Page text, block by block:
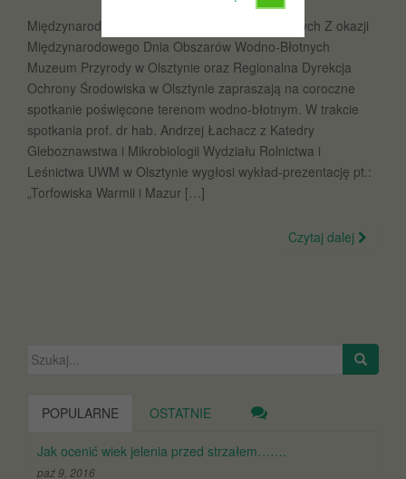
Międzynarodowy Dzień Obszarów Wodno-Błotnych Z okazji
Międzynarodowego Dnia Obszarów Wodno-Błotnych
Muzeum Przyrody w Olsztynie oraz Regionalna Dyrekcja
Ochrony Środowiska w Olsztynie zapraszają na coroczne
spotkanie poświęcone terenom wodno-błotnym. W trakcie
spotkania prof. dr hab. Andrzej Łachacz z Katedry
Gleboznawstwa i Mikrobiologii Wydziału Rolnictwa i
Leśnictwa UWM w Olsztynie wygłosi wykład-prezentację pt.:
„Torfowiska Warmii i Mazur […]
Czytaj dalej
Szukaj:
POPULARNE OSTATNIE
Jak ocenić wiek jelenia przed strzałem…….
paź 9, 2016